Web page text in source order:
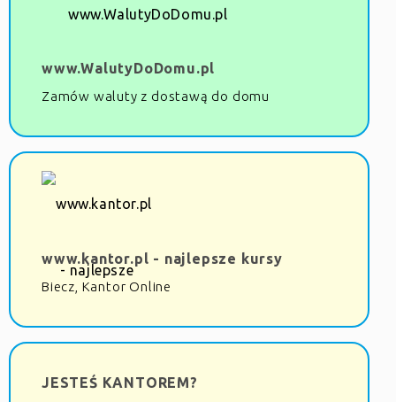
www.WalutyDoDomu.pl
Zamów waluty z dostawą do domu
www.kantor.pl - najlepsze kursy
Biecz, Kantor Online
JESTEŚ KANTOREM?